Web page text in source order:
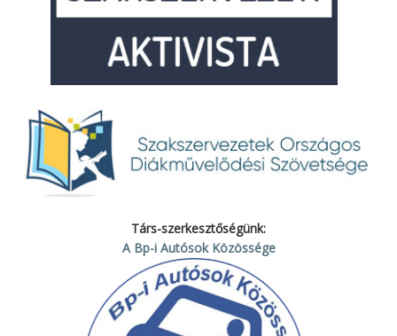
Társ-szerkesztőségünk:
A Bp-i Autósok Közössége